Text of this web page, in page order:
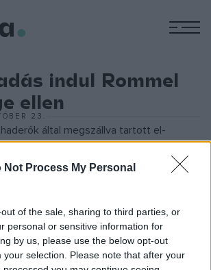
Not Process My Personal
of the sale, sharing to third parties, or
personal or sensitive information for
by us, please use the below opt-out
your selection. Please note that after your
indul Rommel
ellen
23.
által megszállva tartott el-
indul. A hadműveletet gondosan
állásokat: éjszaka mozogtak, s nappal
rejtőztek el. Montgomery egy
fektetett el az arcvonal déli
azt a látszatot keltse, mintha a